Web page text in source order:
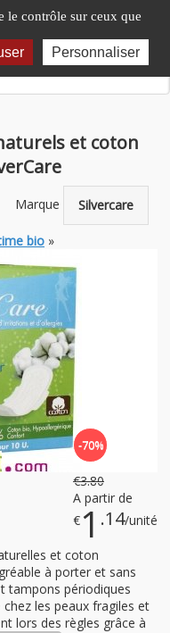
le contrôle sur ceux que
Personnaliser
et coton
Marque Silvercare
bio »
-70%
€3.80
A partir de
€ 1 .14/unité
et coton
à porter et sans
tampons périodiques
les peaux fragiles et
lors des règles grâce à